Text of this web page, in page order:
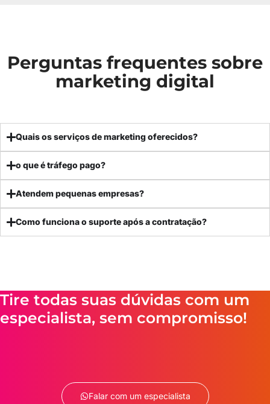
Perguntas frequentes sobre
marketing digital
Quais os serviços de marketing oferecidos?
o que é tráfego pago?
Atendem pequenas empresas?
Como funciona o suporte após a contratação?
Tire todas suas dúvidas com um
especialista, sem compromisso!
Falar com um especialista